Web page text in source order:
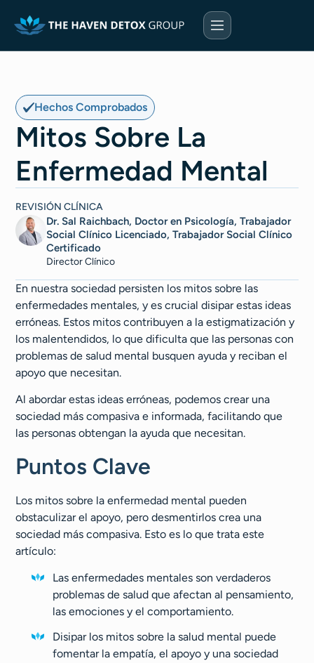
Hechos Comprobados
Mitos Sobre La
Enfermedad Mental
REVISIÓN CLÍNICA
Dr. Sal Raichbach, Doctor en Psicología, Trabajador
Social Clínico Licenciado, Trabajador Social Clínico
Certificado
Director Clínico
En nuestra sociedad persisten los mitos sobre las
enfermedades mentales, y es crucial disipar estas ideas
erróneas. Estos mitos contribuyen a la estigmatización y
los malentendidos, lo que dificulta que las personas con
problemas de salud mental busquen ayuda y reciban el
apoyo que necesitan.
Al abordar estas ideas erróneas, podemos crear una
sociedad más compasiva e informada, facilitando que
las personas obtengan la ayuda que necesitan.
Puntos Clave
Los mitos sobre la enfermedad mental pueden
obstaculizar el apoyo, pero desmentirlos crea una
sociedad más compasiva. Esto es lo que trata este
artículo:
Las enfermedades mentales son verdaderos
problemas de salud que afectan al pensamiento,
las emociones y el comportamiento.
Disipar los mitos sobre la salud mental puede
fomentar la empatía, el apoyo y una sociedad